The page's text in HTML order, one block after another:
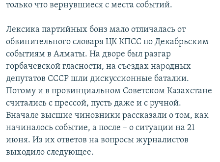
только что вернувшиеся с места событий.
Лексика партийных бонз мало отличалась от
обвинительного словаря ЦК КПСС по Декабрьским
событиям в Алматы. На дворе был разгар
горбачевской гласности, на съездах народных
депутатов СССР шли дискуссионные баталии.
Потому и в провинциальном Советском Казахстане
считались с прессой, пусть даже и с ручной.
Вначале высшие чиновники рассказали о том, как
начиналось событие, а после – о ситуации на 21
июня. Из их ответов на вопросы журналистов
выходило следующее.